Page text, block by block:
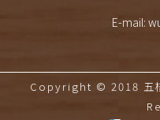
E-mail:
Copyright © 2018 五